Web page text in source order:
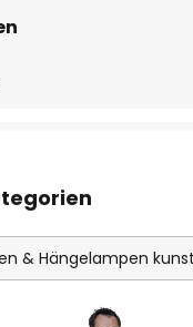
& Hängelampen